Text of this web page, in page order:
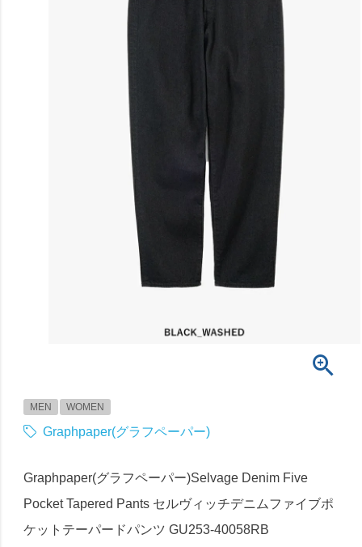
MEN WOMEN
Graphpaper(グラフペーパー)
Graphpaper(グラフペーパー)Selvage Denim Five
Pocket Tapered Pants セルヴィッチデニムファイブポ
ケットテーパードパンツ GU253-40058RB